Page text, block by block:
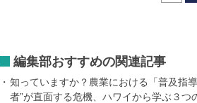
編集部おすすめの関連記事
知っていますか？農業における「普及指
者”が直面する危機、ハワイから学ぶ３つ